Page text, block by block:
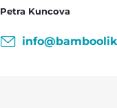
Petra Kuncova
info@